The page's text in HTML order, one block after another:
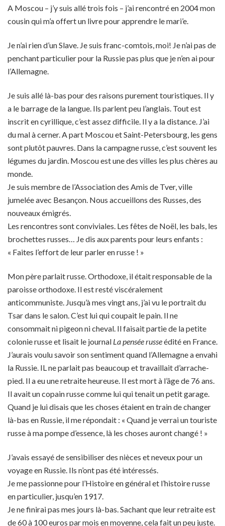
A Moscou – j’y suis allé trois fois – j’ai rencontré en 2004 mon
cousin qui m’a offert un livre pour apprendre le mari’e.
Je n’ai rien d’un Slave. Je suis franc-comtois, moi! Je n’ai pas de
penchant particulier pour la Russie pas plus que je n’en ai pour
l’Allemagne.
Je suis allé là-bas pour des raisons purement touristiques. Il y
a le barrage de la langue. Ils parlent peu l’anglais. Tout est
inscrit en cyrillique, c’est assez difficile. Il y a la distance. J’ai
du mal à cerner. A part Moscou et Saint-Petersbourg, les gens
sont plutôt pauvres. Dans la campagne russe, c’est souvent les
légumes du jardin. Moscou est une des villes les plus chères au
monde.
Je suis membre de l’Association des Amis de Tver, ville
jumelée avec Besançon. Nous accueillons des Russes, des
nouveaux émigrés.
Les rencontres sont conviviales. Les fêtes de Noël, les bals, les
brochettes russes… Je dis aux parents pour leurs enfants :
« Faites l’effort de leur parler en russe ! »
Mon père parlait russe. Orthodoxe, il était responsable de la
paroisse orthodoxe. Il est resté viscéralement
anticommuniste. Jusqu’à mes vingt ans, j’ai vu le portrait du
Tsar dans le salon. C’est lui qui coupait le pain. Il ne
consommait ni pigeon ni cheval. Il faisait partie de la petite
colonie russe et lisait le journal La pensée russeédité en France.
J’aurais voulu savoir son sentiment quand l’Allemagne a envahi
la Russie. IL ne parlait pas beaucoup et travaillait d’arrache-
pied. Il a eu une retraite heureuse. Il est mort à l’âge de 76 ans.
Il avait un copain russe comme lui qui tenait un petit garage.
Quand je lui disais que les choses étaient en train de changer
là-bas en Russie, il me répondait : « Quand je verrai un touriste
russe à ma pompe d’essence, là les choses auront changé ! »
J’avais essayé de sensibiliser des nièces et neveux pour un
voyage en Russie. Ils n’ont pas été intéressés.
Je me passionne pour l’Histoire en général et l’histoire russe
en particulier, jusqu’en 1917.
Je ne finirai pas mes jours là-bas. Sachant que leur retraite est
de 60 à 100 euros par mois en moyenne, cela fait un peu juste.